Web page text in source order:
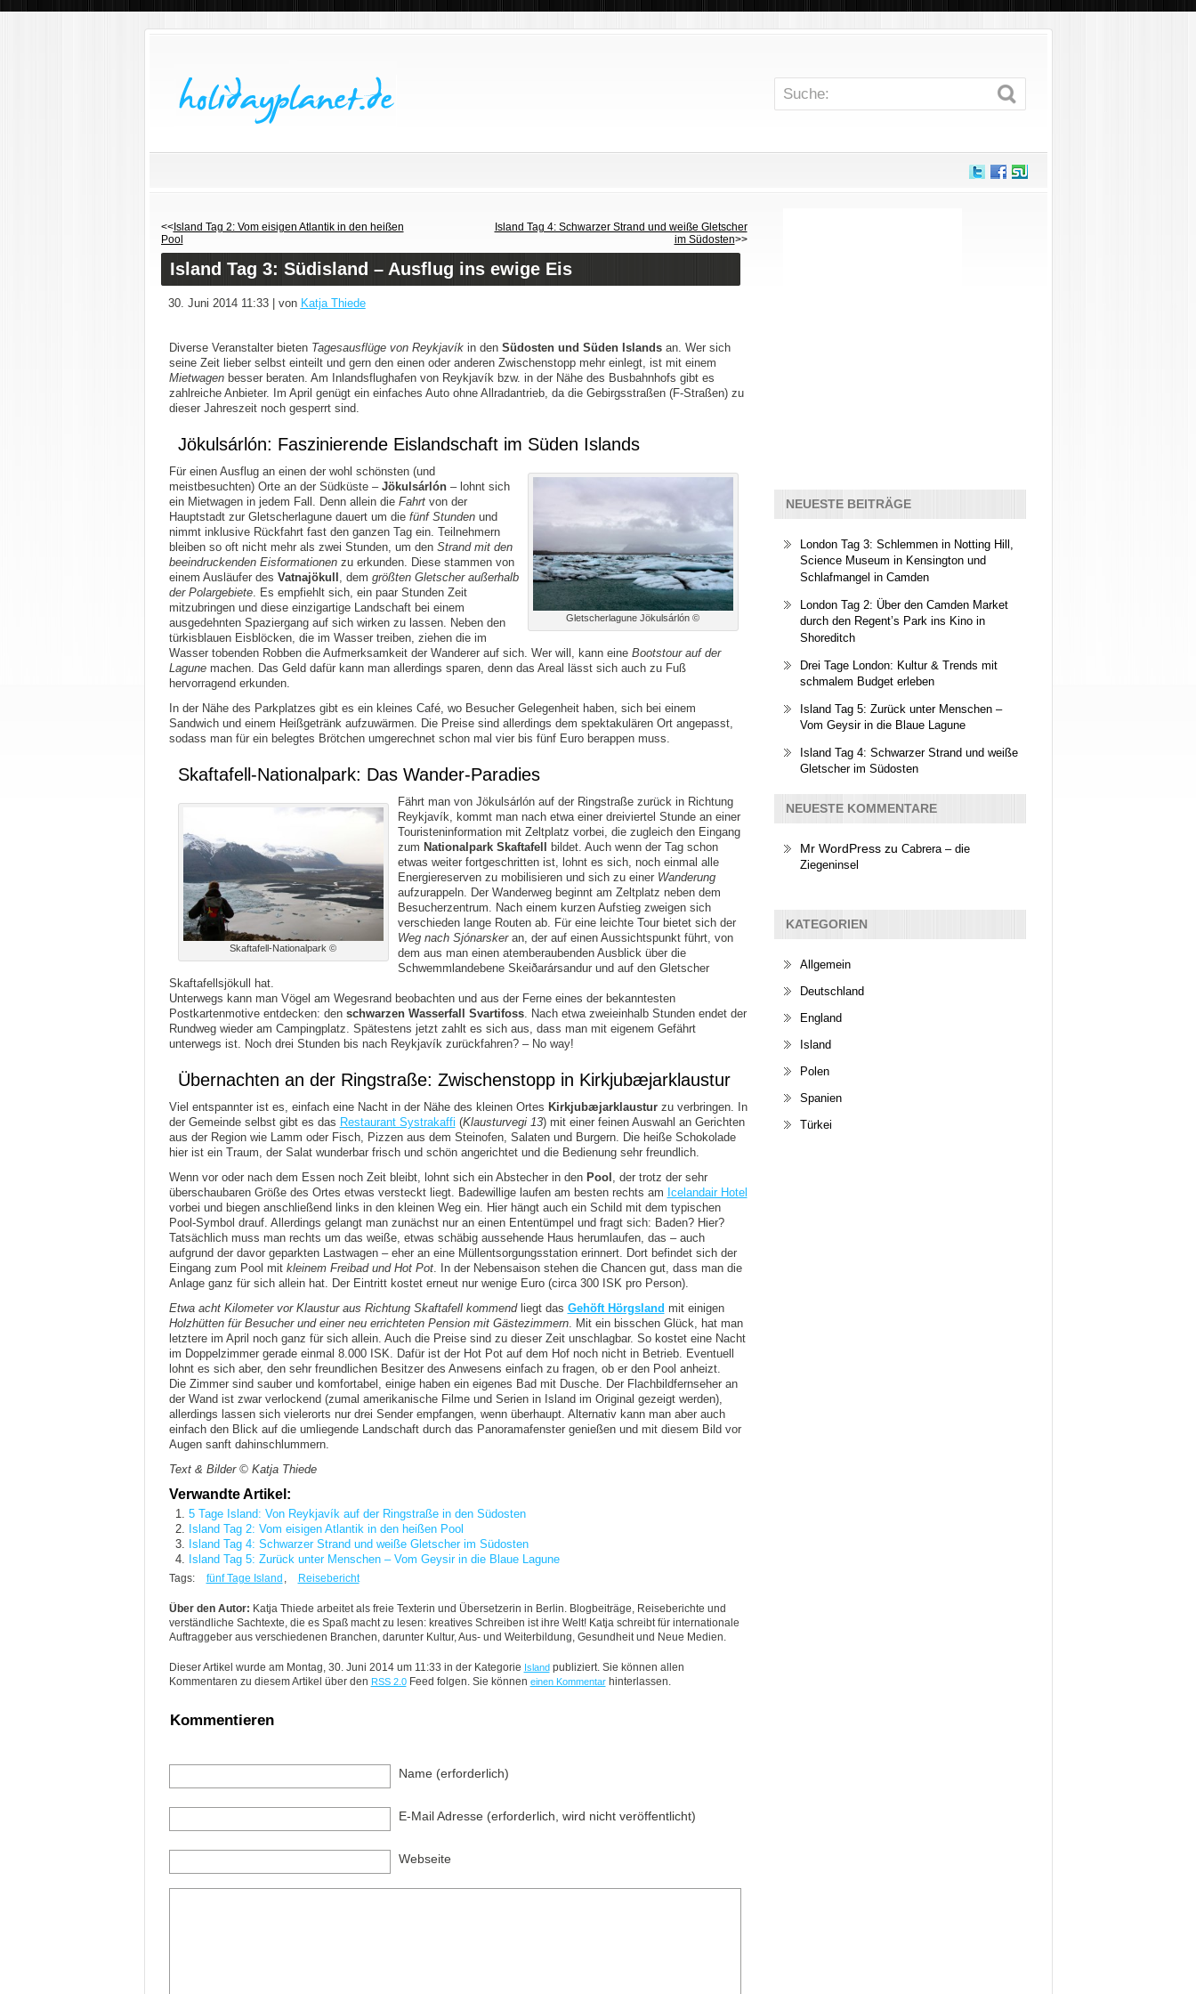
NEUESTE BEITRÄGE
London Tag 3: Schlemmen in Notting Hill,
Science Museum in Kensington und
Schlafmangel in Camden
London Tag 2: Über den Camden Market
durch den Regent’s Park ins Kino in
Shoreditch
Drei Tage London: Kultur & Trends mit
schmalem Budget erleben
Island Tag 5: Zurück unter Menschen –
Vom Geysir in die Blaue Lagune
Island Tag 4: Schwarzer Strand und weiße
Gletscher im Südosten
NEUESTE KOMMENTARE
Mr WordPresszu Cabrera – die
Ziegeninsel
KATEGORIEN
Allgemein
Deutschland
England
Island
Polen
Spanien
Türkei
<<Island Tag 2: Vom eisigen Atlantik in den heißen
Pool
Island Tag 4: Schwarzer Strand und weiße Gletscher
im Südosten>>
Island Tag 3: Südisland – Ausflug ins ewige Eis
30. Juni 2014 11:33 | von Katja Thiede
Diverse Veranstalter bieten Tagesausflüge von Reykjavíkin den Südosten und Süden Islandsan. Wer sich
seine Zeit lieber selbst einteilt und gern den einen oder anderen Zwischenstopp mehr einlegt, ist mit einem
Mietwagenbesser beraten. Am Inlandsflughafen von Reykjavík bzw. in der Nähe des Busbahnhofs gibt es
zahlreiche Anbieter. Im April genügt ein einfaches Auto ohne Allradantrieb, da die Gebirgsstraßen (F-Straßen) zu
dieser Jahreszeit noch gesperrt sind.
Jökulsárlón: Faszinierende Eislandschaft im Süden Islands
Gletscherlagune Jökulsárlón ©
Für einen Ausflug an einen der wohl schönsten (und
meistbesuchten) Orte an der Südküste – Jökulsárlón– lohnt sich
ein Mietwagen in jedem Fall. Denn allein die Fahrtvon der
Hauptstadt zur Gletscherlagune dauert um die fünf Stundenund
nimmt inklusive Rückfahrt fast den ganzen Tag ein. Teilnehmern
bleiben so oft nicht mehr als zwei Stunden, um den Strand mit den
beeindruckenden Eisformationenzu erkunden. Diese stammen von
einem Ausläufer des Vatnajökull , dem größten Gletscher außerhalb
der Polargebiete. Es empfiehlt sich, ein paar Stunden Zeit
mitzubringen und diese einzigartige Landschaft bei einem
ausgedehnten Spaziergang auf sich wirken zu lassen. Neben den
türkisblauen Eisblöcken, die im Wasser treiben, ziehen die im
Wasser tobenden Robben die Aufmerksamkeit der Wanderer auf sich. Wer will, kann eine Bootstour auf der
Lagunemachen. Das Geld dafür kann man allerdings sparen, denn das Areal lässt sich auch zu Fuß
hervorragend erkunden.
In der Nähe des Parkplatzes gibt es ein kleines Café, wo Besucher Gelegenheit haben, sich bei einem
Sandwich und einem Heißgetränk aufzuwärmen. Die Preise sind allerdings dem spektakulären Ort angepasst,
sodass man für ein belegtes Brötchen umgerechnet schon mal vier bis fünf Euro berappen muss.
Skaftafell-Nationalpark: Das Wander-Paradies
Skaftafell-Nationalpark ©
Fährt man von Jökulsárlón auf der Ringstraße zurück in Richtung
Reykjavík, kommt man nach etwa einer dreiviertel Stunde an einer
Touristeninformation mit Zeltplatz vorbei, die zugleich den Eingang
zum Nationalpark Skaftafell
bildet. Auch wenn der Tag schon
etwas weiter fortgeschritten ist, lohnt es sich, noch einmal alle
Energiereserven zu mobilisieren und sich zu einer Wanderung
aufzurappeln. Der Wanderweg beginnt am Zeltplatz neben dem
Besucherzentrum. Nach einem kurzen Aufstieg zweigen sich
verschieden lange Routen ab. Für eine leichte Tour bietet sich der
Weg nach Sjónarskeran, der auf einen Aussichtspunkt führt, von
dem aus man einen atemberaubenden Ausblick über die
Schwemmlandebene Skeiðarársandur und auf den Gletscher
Skaftafellsjökull hat.
Unterwegs kann man Vögel am Wegesrand beobachten und aus der Ferne eines der bekanntesten
Postkartenmotive entdecken: den schwarzen Wasserfall Svartifoss. Nach etwa zweieinhalb Stunden endet der
Rundweg wieder am Campingplatz. Spätestens jetzt zahlt es sich aus, dass man mit eigenem Gefährt
unterwegs ist. Noch drei Stunden bis nach Reykjavík zurückfahren? – No way!
Übernachten an der Ringstraße: Zwischenstopp in Kirkjubæjarklaustur
Viel entspannter ist es, einfach eine Nacht in der Nähe des kleinen Ortes Kirkjubæjarklausturzu verbringen. In
der Gemeinde selbst gibt es das Restaurant Systrakaffi (Klausturvegi 13) mit einer feinen Auswahl an Gerichten
aus der Region wie Lamm oder Fisch, Pizzen aus dem Steinofen, Salaten und Burgern. Die heiße Schokolade
hier ist ein Traum, der Salat wunderbar frisch und schön angerichtet und die Bedienung sehr freundlich.
Wenn vor oder nach dem Essen noch Zeit bleibt, lohnt sich ein Abstecher in den Pool , der trotz der sehr
überschaubaren Größe des Ortes etwas versteckt liegt. Badewillige laufen am besten rechts am Icelandair Hotel
vorbei und biegen anschließend links in den kleinen Weg ein. Hier hängt auch ein Schild mit dem typischen
Pool-Symbol drauf. Allerdings gelangt man zunächst nur an einen Ententümpel und fragt sich: Baden? Hier?
Tatsächlich muss man rechts um das weiße, etwas schäbig aussehende Haus herumlaufen, das – auch
aufgrund der davor geparkten Lastwagen – eher an eine Müllentsorgungsstation erinnert. Dort befindet sich der
Eingang zum Pool mit kleinem Freibad und Hot Pot. In der Nebensaison stehen die Chancen gut, dass man die
Anlage ganz für sich allein hat. Der Eintritt kostet erneut nur wenige Euro (circa 300 ISK pro Person).
Etwa acht Kilometer vor Klaustur aus Richtung Skaftafell kommendliegt das Gehöft Hörgsland mit einigen
Holzhütten für Besucher und einer neu errichteten Pension mit Gästezimmern. Mit ein bisschen Glück, hat man
letztere im April noch ganz für sich allein. Auch die Preise sind zu dieser Zeit unschlagbar. So kostet eine Nacht
im Doppelzimmer gerade einmal 8.000 ISK. Dafür ist der Hot Pot auf dem Hof noch nicht in Betrieb. Eventuell
lohnt es sich aber, den sehr freundlichen Besitzer des Anwesens einfach zu fragen, ob er den Pool anheizt.
Die Zimmer sind sauber und komfortabel, einige haben ein eigenes Bad mit Dusche. Der Flachbildfernseher an
der Wand ist zwar verlockend (zumal amerikanische Filme und Serien in Island im Original gezeigt werden),
allerdings lassen sich vielerorts nur drei Sender empfangen, wenn überhaupt. Alternativ kann man aber auch
einfach den Blick auf die umliegende Landschaft durch das Panoramafenster genießen und mit diesem Bild vor
Augen sanft dahinschlummern.
Text & Bilder © Katja Thiede
Verwandte Artikel:
5 Tage Island: Von Reykjavík auf der Ringstraße in den Südosten
Island Tag 2: Vom eisigen Atlantik in den heißen Pool
Island Tag 4: Schwarzer Strand und weiße Gletscher im Südosten
Island Tag 5: Zurück unter Menschen – Vom Geysir in die Blaue Lagune
Tags: fünf Tage Island , Reisebericht
Über den Autor: Katja Thiede arbeitet als freie Texterin und Übersetzerin in Berlin. Blogbeiträge, Reiseberichte und
verständliche Sachtexte, die es Spaß macht zu lesen: kreatives Schreiben ist ihre Welt! Katja schreibt für internationale
Auftraggeber aus verschiedenen Branchen, darunter Kultur, Aus- und Weiterbildung, Gesundheit und Neue Medien.
Dieser Artikel wurde am Montag, 30. Juni 2014 um 11:33 in der Kategorie Islandpubliziert. Sie können allen
Kommentaren zu diesem Artikel über den RSS 2.0Feed folgen. Sie können einen Kommentarhinterlassen.
Kommentieren
Name (erforderlich)
E-Mail Adresse (erforderlich, wird nicht veröffentlicht)
Webseite